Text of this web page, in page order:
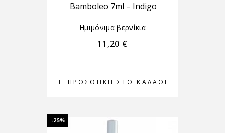
ΠΡΟΣΘΉΚΗ ΣΤΟ ΚΑΛΆΘΙ
Bamboleo 7ml – Indigo
Ημιμόνιμα βερνίκια
11,20 €
-25%